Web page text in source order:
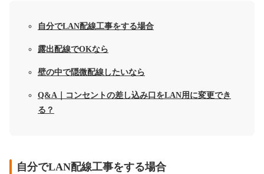
自分でLAN配線工事をする場合
露出配線でOKなら
壁の中で隠微配線したいなら
Q&A｜コンセントの差し込み口をLAN用に変更でき
る？
自分でLAN配線工事をする場合